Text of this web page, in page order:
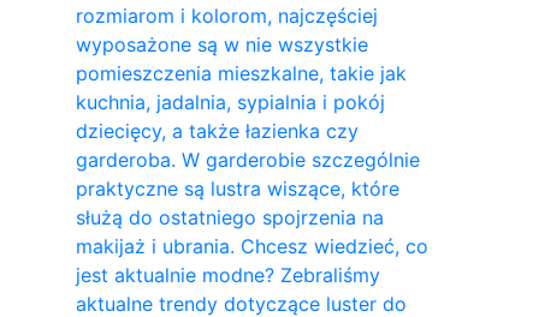
rozmiarom i kolorom, najczęściej
wyposażone są w nie wszystkie
pomieszczenia mieszkalne, takie jak
kuchnia, jadalnia, sypialnia i pokój
dziecięcy, a także łazienka czy
garderoba. W garderobie szczególnie
praktyczne są lustra wiszące, które
służą do ostatniego spojrzenia na
makijaż i ubrania. Chcesz wiedzieć, co
jest aktualnie modne? Zebraliśmy
aktualne trendy dotyczące luster do